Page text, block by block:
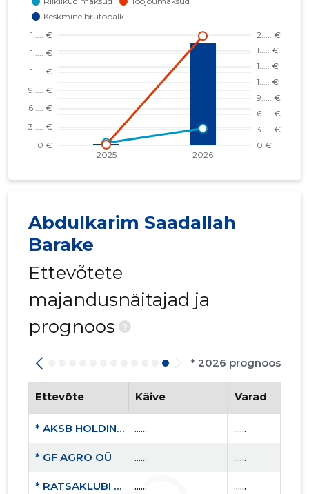
Abdulkarim Saadallah
Barake
Ettevõtete
majandusnäitajad ja
prognoos
?
* 2026 prognoos
Ettevõte Käive Varad
* AKSB HOLDING OÜ ...... ......
* GF AGRO OÜ ...... ......
* RATSAKLUBI BLACK STALLION EQUESTRIAN CLUB MTÜ ...... ......